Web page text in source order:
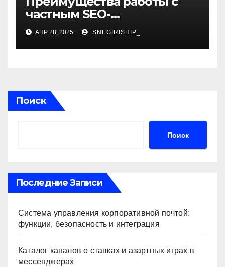
частным SEO-
специалистом
АПР 28, 2025 SNEGIRISHIP_
Поиск
Поиск
Последние Записи
Система управления корпоративной почтой:
функции, безопасность и интеграция
Каталог каналов о ставках и азартных играх в
мессенджерах